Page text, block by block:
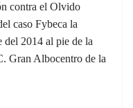
contra el Olvido
caso Fybeca la
del 2014 al pie de la
Gran Albocentro de la